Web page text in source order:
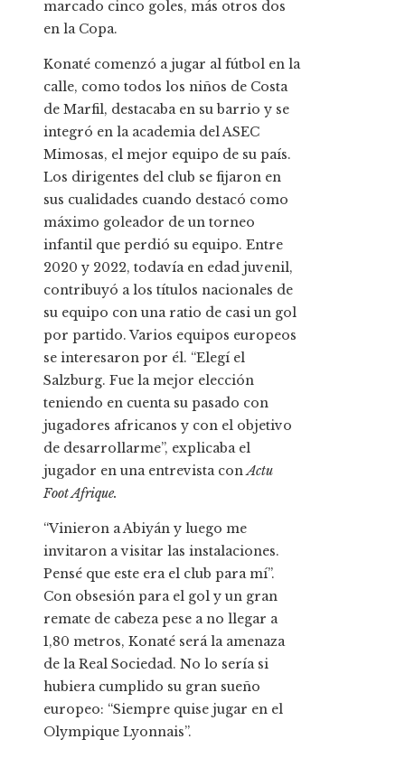
marcado cinco goles, más otros dos
en la Copa.
Konaté comenzó a jugar al fútbol en la
calle, como todos los niños de Costa
de Marfil, destacaba en su barrio y se
integró en la academia del ASEC
Mimosas, el mejor equipo de su país.
Los dirigentes del club se fijaron en
sus cualidades cuando destacó como
máximo goleador de un torneo
infantil que perdió su equipo. Entre
2020 y 2022, todavía en edad juvenil,
contribuyó a los títulos nacionales de
su equipo con una ratio de casi un gol
por partido. Varios equipos europeos
se interesaron por él. “Elegí el
Salzburg. Fue la mejor elección
teniendo en cuenta su pasado con
jugadores africanos y con el objetivo
de desarrollarme”, explicaba el
jugador en una entrevista conActu
Foot Afrique.
“Vinieron a Abiyán y luego me
invitaron a visitar las instalaciones.
Pensé que este era el club para mí”.
Con obsesión para el gol y un gran
remate de cabeza pese a no llegar a
1,80 metros, Konaté será la amenaza
de la Real Sociedad. No lo sería si
hubiera cumplido su gran sueño
europeo: “Siempre quise jugar en el
Olympique Lyonnais”.